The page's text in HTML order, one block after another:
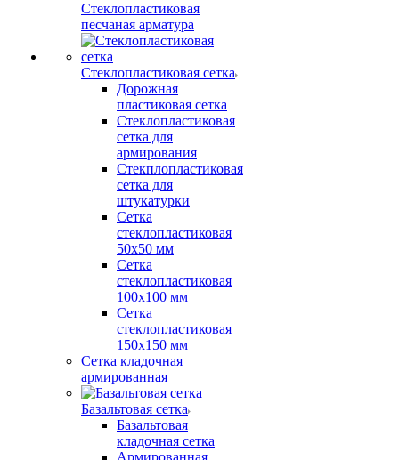
Стеклопластиковая
песчаная арматура
Стеклопластиковая сетка
Дорожная
пластиковая сетка
Стеклопластиковая
сетка для
армирования
Стекплопластиковая
сетка для
штукатурки
Сетка
стеклопластиковая
50x50 мм
Сетка
стеклопластиковая
100x100 мм
Сетка
стеклопластиковая
150x150 мм
Сетка кладочная
армированная
Базальтовая сетка
Базальтовая
кладочная сетка
Армированная